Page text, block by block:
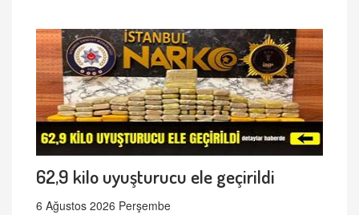
62,9 kilo uyuşturucu ele geçirildi
6 Ağustos 2026 Perşembe